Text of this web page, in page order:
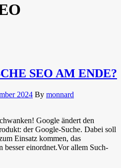
SEO AM ENDE?
2024 By monnard
Google ändert den
der Google-Suche. Dabei soll
Einsatz kommen, das
einordnet.Vor allem Such-